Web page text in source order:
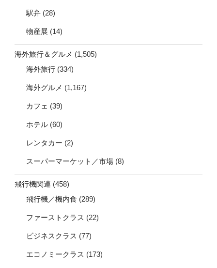
駅弁 (28)
物産展 (14)
海外旅行＆グルメ (1,505)
海外旅行 (334)
海外グルメ (1,167)
カフェ (39)
ホテル (60)
レンタカー (2)
スーパーマーケット／市場 (8)
飛行機関連 (458)
飛行機／機内食 (289)
ファーストクラス (22)
ビジネスクラス (77)
エコノミークラス (173)